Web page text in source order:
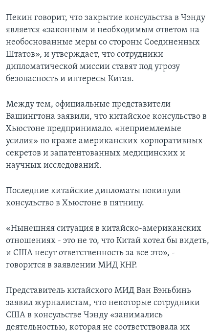
Пекин говорит, что закрытие консульства в Чэнду
является «законным и необходимым ответом на
необоснованные меры со стороны Соединенных
Штатов», и утверждает, что сотрудники
дипломатической миссии ставят под угрозу
безопасность и интересы Китая.
Между тем, официальные представители
Вашингтона заявили, что китайское консульство в
Хьюстоне предпринимало. «неприемлемые
усилия» по краже американских корпоративных
секретов и запатентованных медицинских и
научных исследований.
Последние китайские дипломаты покинули
консульство в Хьюстоне в пятницу.
«Нынешняя ситуация в китайско-американских
отношениях - это не то, что Китай хотел бы видеть,
и США несут ответственность за все это», -
говорится в заявлении МИД КНР.
Представитель китайского МИД Ван Вэньбинь
заявил журналистам, что некоторые сотрудники
США в консульстве Чэнду «занимались
деятельностью, которая не соответствовала их